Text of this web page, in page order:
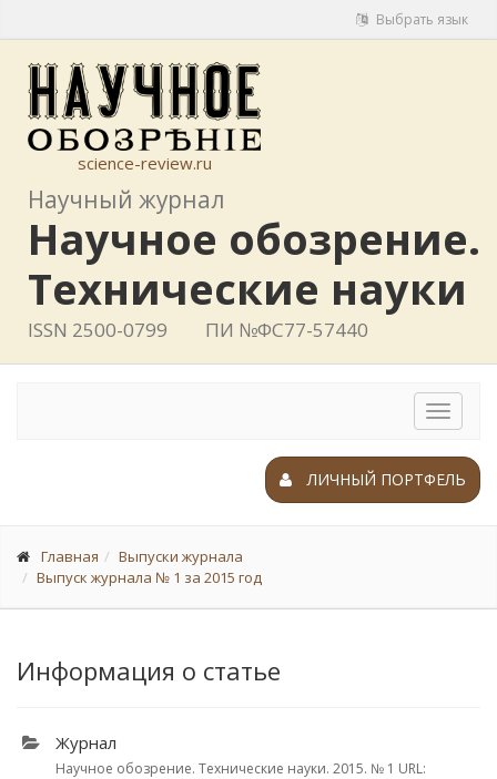
Выбрать язык
science-review.ru
Научный журнал
Научное обозрение.
Технические науки
ISSN 2500-0799 ПИ №ФС77-57440
Toggle
ЛИЧНЫЙ ПОРТФЕЛЬ
Главная
Выпуски журнала
Выпуск журнала № 1 за 2015 год
Информация о статье
Журнал
Научное обозрение. Технические науки. 2015. № 1 URL: